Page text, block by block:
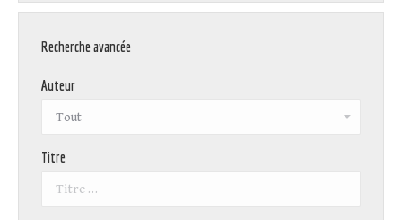
Recherche avancée
Auteur
Titre